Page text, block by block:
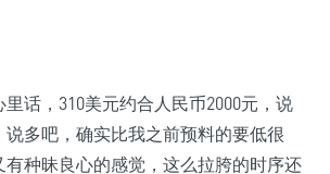
话，310美元约合人民币2000元，说
说多吧，确实比我之前预料的要低很
有种昧良心的感觉，这么拉胯的时序还